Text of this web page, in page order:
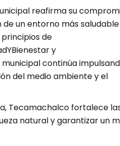
reafirma su
un entorno más
de
y
continúa
del medio ambiente y el
Tecamachalco fortalece
natural y garantizar un